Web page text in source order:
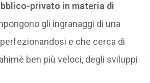
privato in materia di
gli ingranaggi di una
e che cerca di
ben più veloci, degli sviluppi